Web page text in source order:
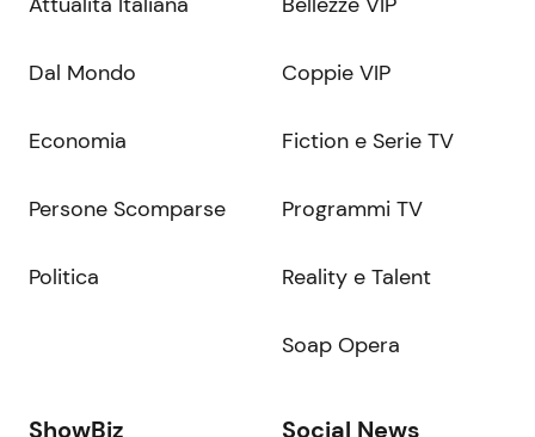
Dal Mondo
Economia
Persone Scomparse
Politica
Coppie VIP
Fiction e Serie TV
Programmi TV
Reality e Talent
Soap Opera
ShowBiz Social News